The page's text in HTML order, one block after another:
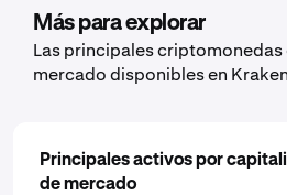
Más para explorar
Las principales
mercado disponibles en
Principales activos por
de mercado